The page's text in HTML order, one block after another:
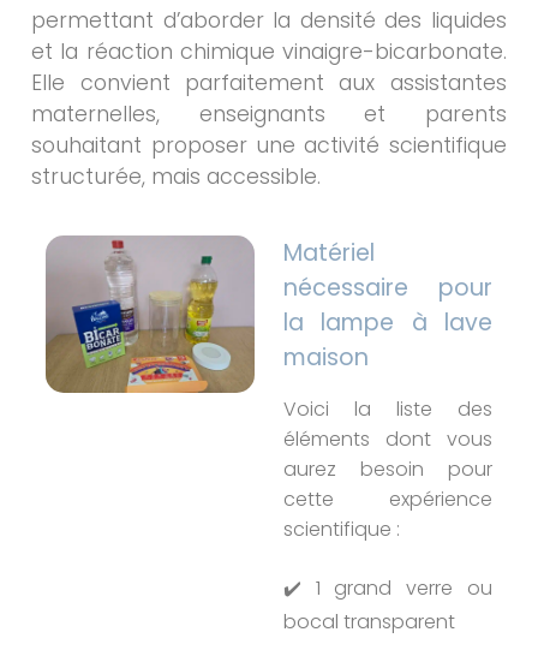
permettant d’aborder la densité des liquides
et la réaction chimique vinaigre-bicarbonate.
Elle convient parfaitement aux assistantes
maternelles, enseignants et parents
souhaitant proposer une activité scientifique
structurée, mais accessible.
Matériel
nécessaire pour
la lampe à lave
maison
Voici la liste des
éléments dont vous
aurez besoin pour
cette expérience
scientifique :
✔️ 1 grand verre ou
bocal transparent